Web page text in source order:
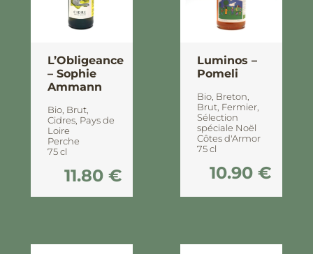
L’Obligeance
– Sophie
Ammann
Bio, Brut,
Cidres, Pays de
Loire
Perche
75 cl
11.80 €
Luminos –
Pomeli
Bio, Breton,
Brut, Fermier,
Sélection
spéciale Noël
Côtes d'Armor
75 cl
10.90 €